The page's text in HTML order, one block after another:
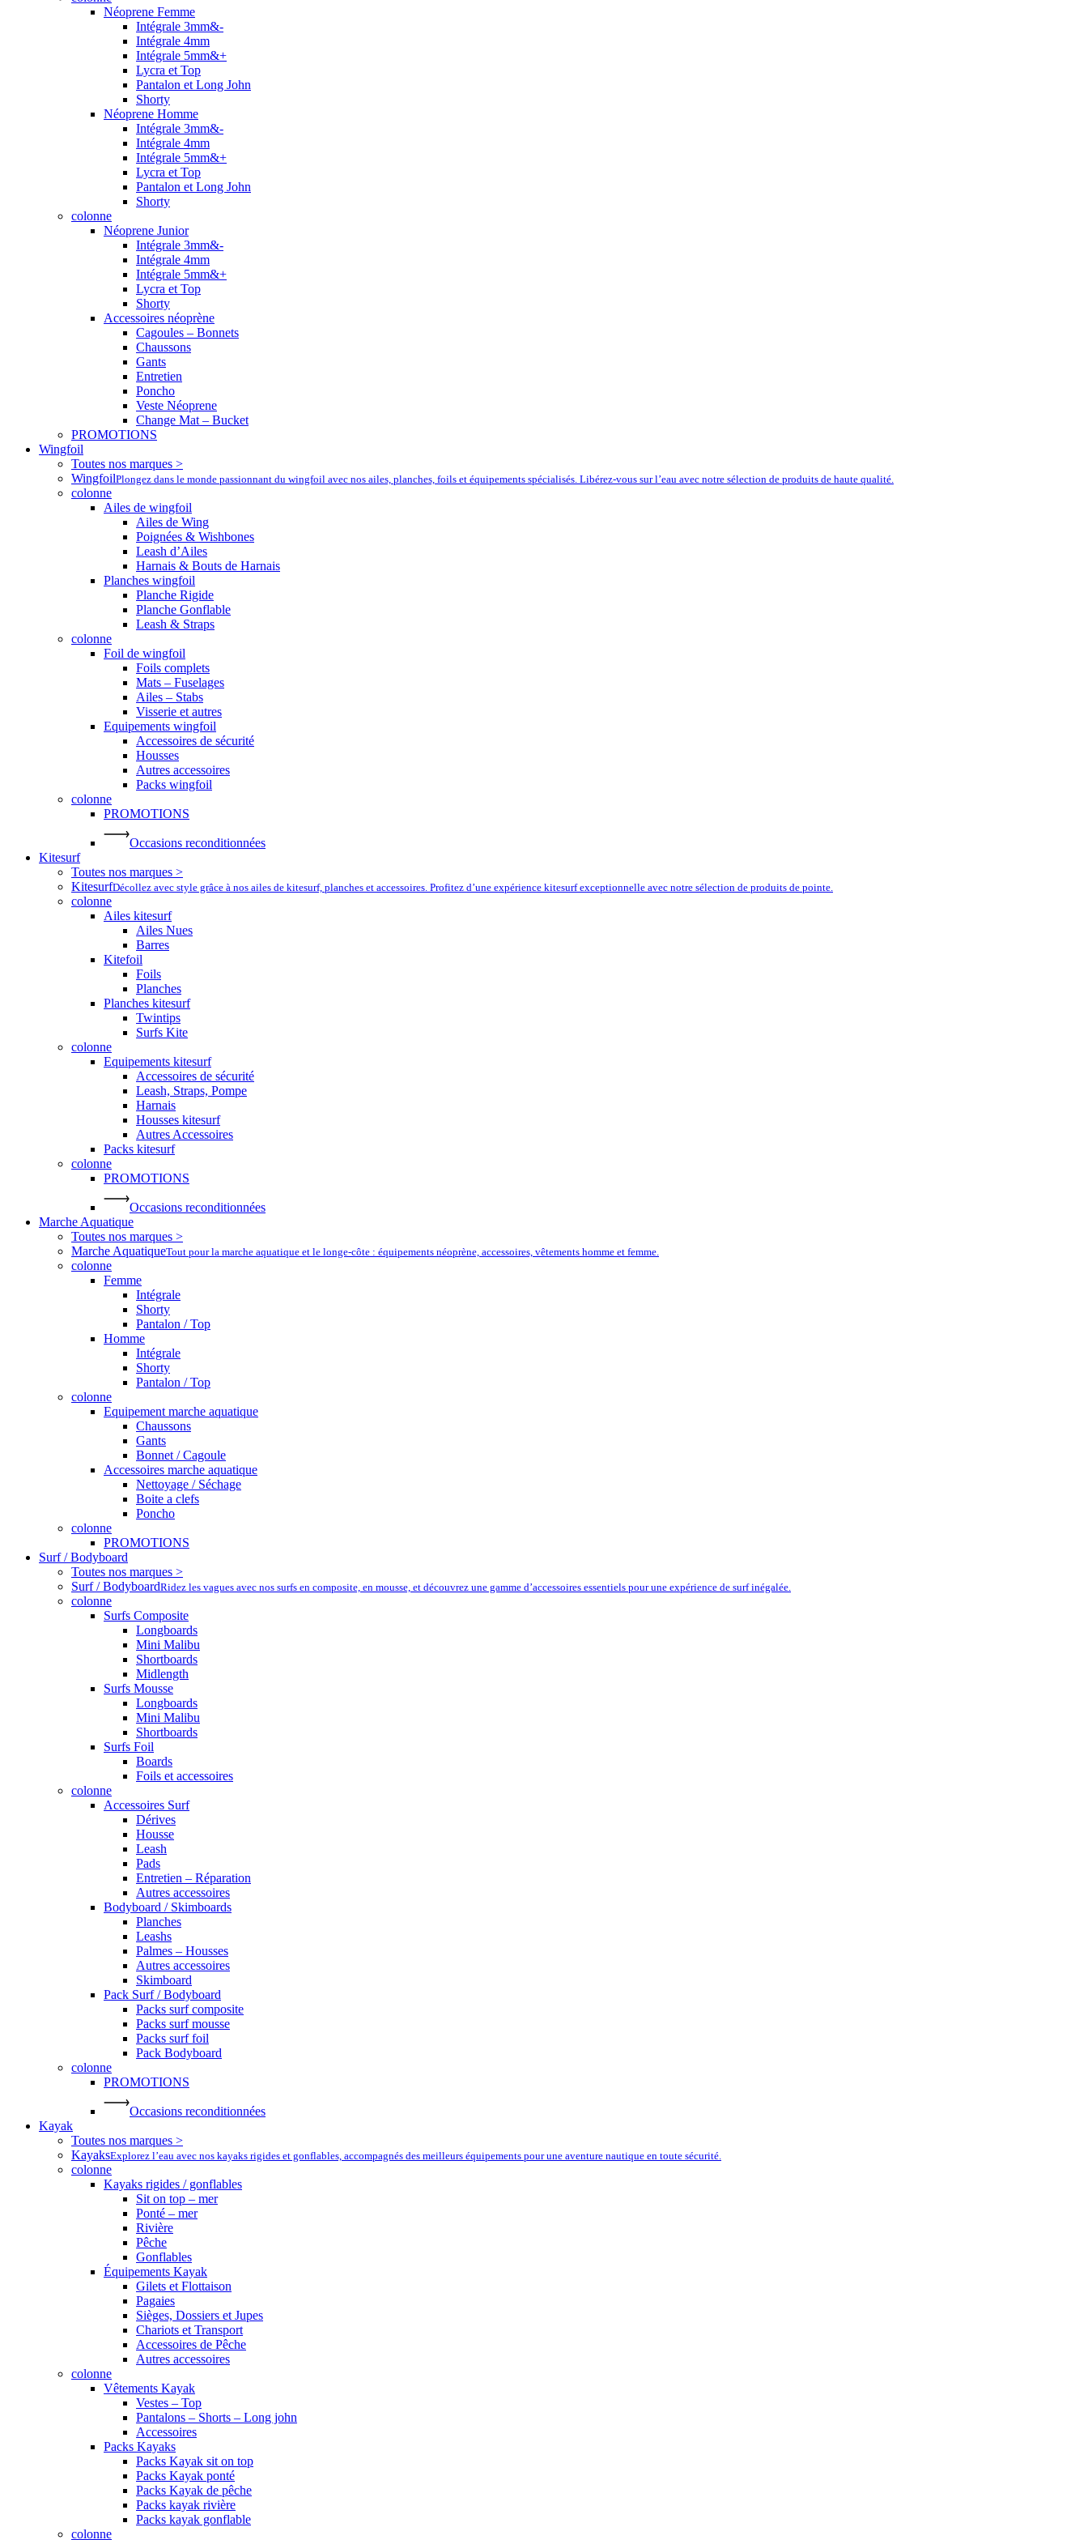
Néoprene Femme
Intégrale 3mm&-
Intégrale 4mm
Intégrale 5mm&+
Lycra et Top
Pantalon et Long John
Shorty
Néoprene Homme
Intégrale 3mm&-
Intégrale 4mm
Intégrale 5mm&+
Lycra et Top
Pantalon et Long John
Shorty
colonne
Néoprene Junior
Intégrale 3mm&-
Intégrale 4mm
Intégrale 5mm&+
Lycra et Top
Shorty
Accessoires néoprène
Cagoules – Bonnets
Chaussons
Gants
Entretien
Poncho
Veste Néoprene
Change Mat – Bucket
PROMOTIONS
Wingfoil
Toutes nos marques >
WingfoilPlongez dans le monde passionnant du wingfoil avec nos ailes, planches, foils et équipements spécialisés. Libérez-vous sur l’eau avec notre sélection de produits de haute qualité.
colonne
Ailes de wingfoil
Ailes de Wing
Poignées & Wishbones
Leash d’Ailes
Harnais & Bouts de Harnais
Planches wingfoil
Planche Rigide
Planche Gonflable
Leash & Straps
colonne
Foil de wingfoil
Foils complets
Mats – Fuselages
Ailes – Stabs
Visserie et autres
Equipements wingfoil
Accessoires de sécurité
Housses
Autres accessoires
Packs wingfoil
colonne
PROMOTIONS
Occasions reconditionnées
Kitesurf
Toutes nos marques >
KitesurfDécollez avec style grâce à nos ailes de kitesurf, planches et accessoires. Profitez d’une expérience kitesurf exceptionnelle avec notre sélection de produits de pointe.
colonne
Ailes kitesurf
Ailes Nues
Barres
Kitefoil
Foils
Planches
Planches kitesurf
Twintips
Surfs Kite
colonne
Equipements kitesurf
Accessoires de sécurité
Leash, Straps, Pompe
Harnais
Housses kitesurf
Autres Accessoires
Packs kitesurf
colonne
PROMOTIONS
Occasions reconditionnées
Marche Aquatique
Toutes nos marques >
Marche AquatiqueTout pour la marche aquatique et le longe-côte : équipements néoprène, accessoires, vêtements homme et femme.
colonne
Femme
Intégrale
Shorty
Pantalon / Top
Homme
Intégrale
Shorty
Pantalon / Top
colonne
Equipement marche aquatique
Chaussons
Gants
Bonnet / Cagoule
Accessoires marche aquatique
Nettoyage / Séchage
Boite a clefs
Poncho
colonne
PROMOTIONS
Surf / Bodyboard
Toutes nos marques >
Surf / BodyboardRidez les vagues avec nos surfs en composite, en mousse, et découvrez une gamme d’accessoires essentiels pour une expérience de surf inégalée.
colonne
Surfs Composite
Longboards
Mini Malibu
Shortboards
Midlength
Surfs Mousse
Longboards
Mini Malibu
Shortboards
Surfs Foil
Boards
Foils et accessoires
colonne
Accessoires Surf
Dérives
Housse
Leash
Pads
Entretien – Réparation
Autres accessoires
Bodyboard / Skimboards
Planches
Leashs
Palmes – Housses
Autres accessoires
Skimboard
Pack Surf / Bodyboard
Packs surf composite
Packs surf mousse
Packs surf foil
Pack Bodyboard
colonne
PROMOTIONS
Occasions reconditionnées
Kayak
Toutes nos marques >
KayaksExplorez l’eau avec nos kayaks rigides et gonflables, accompagnés des meilleurs équipements pour une aventure nautique en toute sécurité.
colonne
Kayaks rigides / gonflables
Sit on top – mer
Ponté – mer
Rivière
Pêche
Gonflables
Équipements Kayak
Gilets et Flottaison
Pagaies
Sièges, Dossiers et Jupes
Chariots et Transport
Accessoires de Pêche
Autres accessoires
colonne
Vêtements Kayak
Vestes – Top
Pantalons – Shorts – Long john
Accessoires
Packs Kayaks
Packs Kayak sit on top
Packs Kayak ponté
Packs Kayak de pêche
Packs kayak rivière
Packs kayak gonflable
colonne